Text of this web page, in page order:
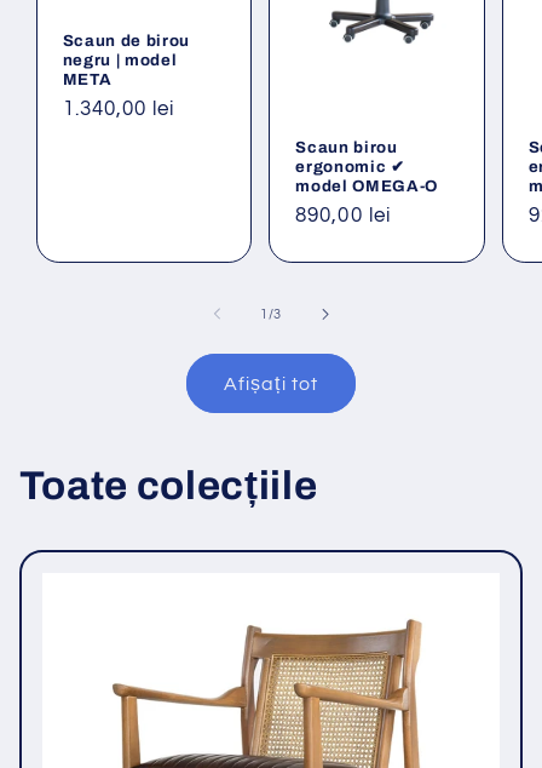
Scaun de birou
negru | model
META
Preț
1.340,00 lei
Scaun birou
ergonomic ✔
model OMEGA-O
Preț
890,00 lei
1 /din
3
Afișați tot
Toate colecțiile